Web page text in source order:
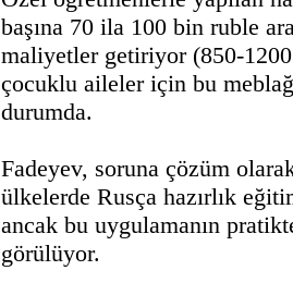
başına 70 ila 100 bin ruble
maliyetler getiriyor (850-
çocuklu aileler için bu
durumda.
Fadeyev, soruna çözüm
ülkelerde Rusça hazırlık
ancak bu uygulamanın
görülüyor.